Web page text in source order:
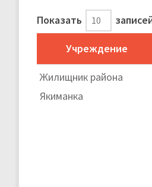
Показать
Учреждение
Жилищник района
Якиманка